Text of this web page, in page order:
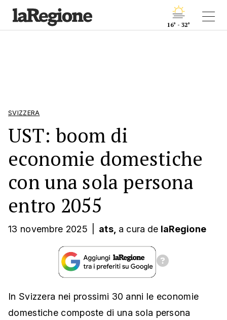
16° - 32°
SVIZZERA
UST: boom di
economie domestiche
con una sola persona
entro 2055
13 novembre 2025 ats, a cura de laRegione
In Svizzera nei prossimi 30 anni le economie
domestiche composte di una sola persona